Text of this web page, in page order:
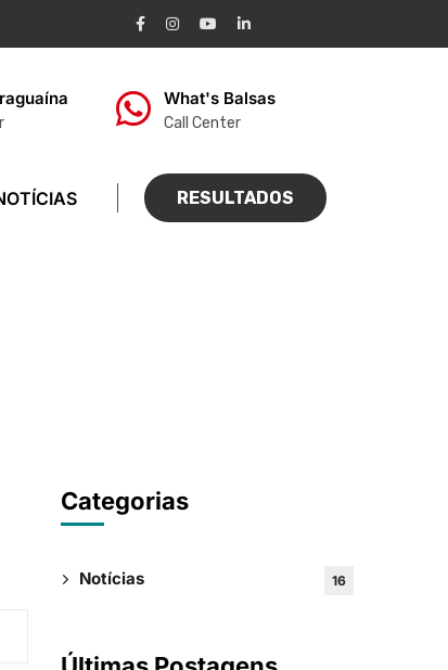
What's Balsas
Call Center
RESULTADOS
Categorias
Notícias 16